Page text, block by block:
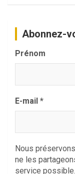
Abonnez-
Prénom
E-mail *
Nous
ne les
service possible.